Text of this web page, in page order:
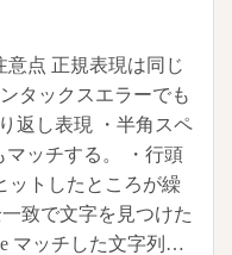
意点 正規表現は同じ
タックスエラーでも
返し表現 ・半角スペ
マッチする。 ・行頭
ットしたところが繰
致で文字を見つけた
マッチした文字列…